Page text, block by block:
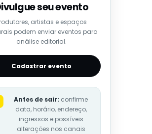
seu evento
artistas e espaços
podem enviar eventos para
análise editorial.
Cadastrar evento
Antes de sair: confirme
data, horário, endereço,
ingressos e possíveis
alterações nos canais